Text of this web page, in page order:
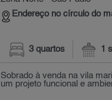
Endereço no círculo do
3 quartos 1
Sobrado à venda na vila
um projeto funcional e